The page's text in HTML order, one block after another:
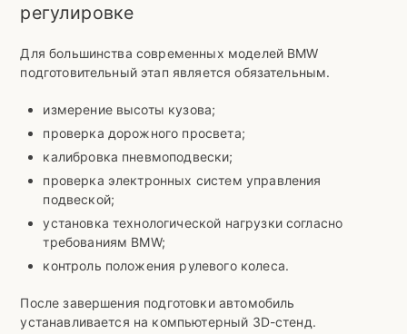
регулировке
Для большинства современных моделей BMW
подготовительный этап является обязательным.
измерение высоты кузова;
проверка дорожного просвета;
калибровка пневмоподвески;
проверка электронных систем управления
подвеской;
установка технологической нагрузки согласно
требованиям BMW;
контроль положения рулевого колеса.
После завершения подготовки автомобиль
устанавливается на компьютерный 3D-стенд.